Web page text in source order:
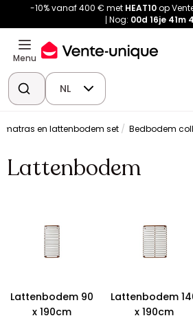
-10% vanaf 400 € met HEAT10op
Nog: 00d 16je 41m
Menu
NL
matras en lattenbodem set Bedbodem
Lattenbodem
Lattenbodem 90
x 190cm
Lattenbodem
x 190cm